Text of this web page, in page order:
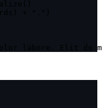
dolor labore. Elit do